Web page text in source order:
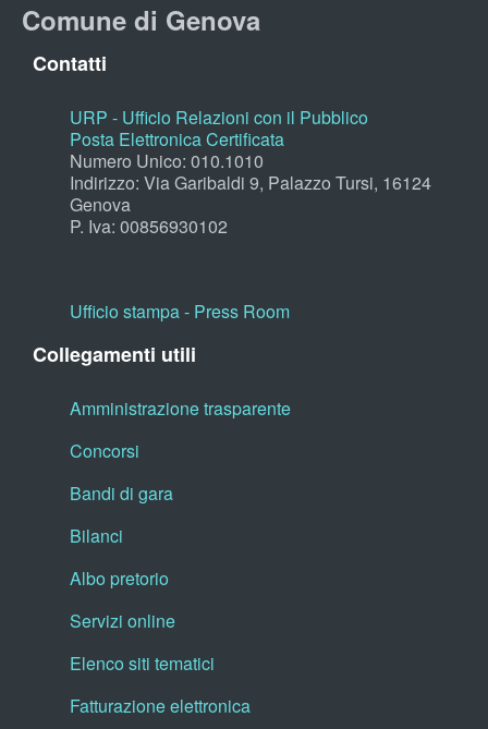
Comune di Genova
Contatti
URP - Ufficio Relazioni con il Pubblico
Posta Elettronica Certificata
Numero Unico: 010.1010
Indirizzo: Via Garibaldi 9, Palazzo Tursi, 16124
Genova
P. Iva: 00856930102
Ufficio stampa - Press Room
Collegamenti utili
Amministrazione trasparente
Concorsi
Bandi di gara
Bilanci
Albo pretorio
Servizi online
Elenco siti tematici
Fatturazione elettronica